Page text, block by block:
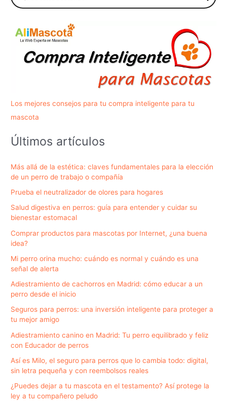
Los mejores consejos para tu compra inteligente para tu
mascota
Últimos artículos
Más allá de la estética: claves fundamentales para la elección
de un perro de trabajo o compañía
Prueba el neutralizador de olores para hogares
Salud digestiva en perros: guía para entender y cuidar su
bienestar estomacal
Comprar productos para mascotas por Internet, ¿una buena
idea?
Mi perro orina mucho: cuándo es normal y cuándo es una
señal de alerta
Adiestramiento de cachorros en Madrid: cómo educar a un
perro desde el inicio
Seguros para perros: una inversión inteligente para proteger a
tu mejor amigo
Adiestramiento canino en Madrid: Tu perro equilibrado y feliz
con Educador de perros
Así es Milo, el seguro para perros que lo cambia todo: digital,
sin letra pequeña y con reembolsos reales
¿Puedes dejar a tu mascota en el testamento? Así protege la
ley a tu compañero peludo